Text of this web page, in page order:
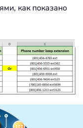
как показано